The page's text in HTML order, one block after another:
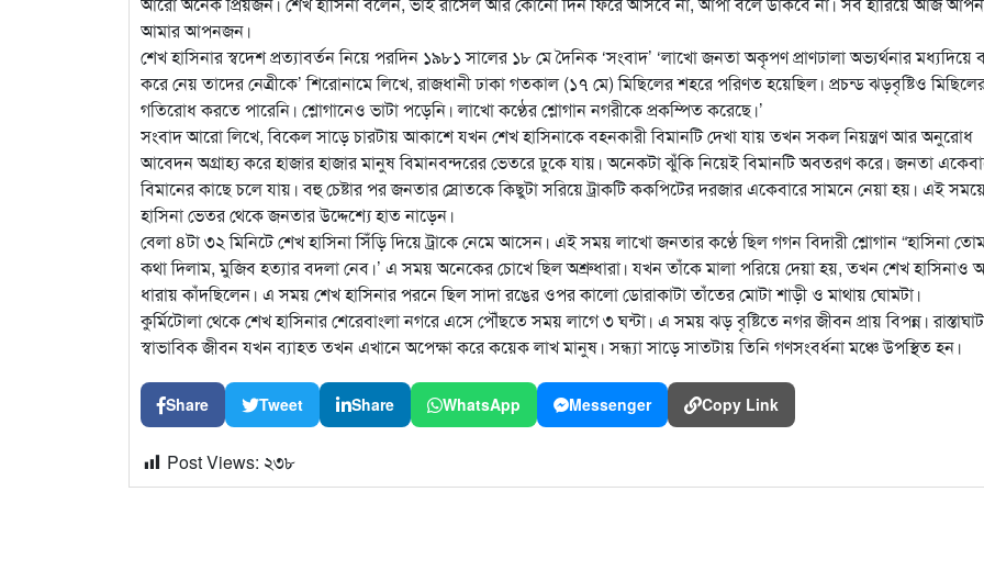
আমার আপনজন।
শেখ হাসিনার স্বদেশ প্রত্যাবর্তন নিয়ে পরদিন ১৯৮১ সালের ১৮ মে দৈনিক ‘সংবাদ’ ‘লাখো জনতা অকৃপণ প্রাণঢালা অভ্যর্থনার মধ্যদিয়ে
করে নেয় তাদের নেত্রীকে’ শিরোনামে লিখে, রাজধানী ঢাকা গতকাল (১৭ মে) মিছিলের শহরে পরিণত হয়েছিল। প্রচন্ড ঝড়বৃষ্টিও
গতিরোধ করতে পারেনি। শ্লোগানেও ভাটা পড়েনি। লাখো কণ্ঠের শ্লোগান নগরীকে প্রকম্পিত করেছে।’
সংবাদ আরো লিখে, বিকেল সাড়ে চারটায় আকাশে যখন শেখ হাসিনাকে বহনকারী বিমানটি দেখা যায় তখন সকল নিয়ন্ত্রণ আর অনুরোধ
আবেদন অগ্রাহ্য করে হাজার হাজার মানুষ বিমানবন্দরের ভেতরে ঢুকে যায়। অনেকটা ঝুঁকি নিয়েই বিমানটি অবতরণ করে। জনতা
বিমানের কাছে চলে যায়। বহু চেষ্টার পর জনতার স্রোতকে কিছুটা সরিয়ে ট্রাকটি ককপিটের দরজার একেবারে সামনে নেয়া হয়। এই
হাসিনা ভেতর থেকে জনতার উদ্দেশ্যে হাত নাড়েন।
বেলা ৪টা ৩২ মিনিটে শেখ হাসিনা সিঁড়ি দিয়ে ট্রাকে নেমে আসেন। এই সময় লাখো জনতার কণ্ঠে ছিল গগন বিদারী শ্লোগান “হাসিনা
কথা দিলাম, মুজিব হত্যার বদলা নেব।’ এ সময় অনেকের চোখে ছিল অশ্রুধারা। যখন তাঁকে মালা পরিয়ে দেয়া হয়, তখন শেখ হাসিনাও
ধারায় কাঁদছিলেন। এ সময় শেখ হাসিনার পরনে ছিল সাদা রঙের ওপর কালো ডোরাকাটা তাঁতের মোটা শাড়ী ও মাথায় ঘোমটা।
কুর্মিটোলা থেকে শেখ হাসিনার শেরেবাংলা নগরে এসে পৌঁছতে সময় লাগে ৩ ঘন্টা। এ সময় ঝড় বৃষ্টিতে নগর জীবন প্রায় বিপন্ন। রাস্তাঘাট
স্বাভাবিক জীবন যখন ব্যাহত তখন এখানে অপেক্ষা করে কয়েক লাখ মানুষ। সন্ধ্যা সাড়ে সাতটায় তিনি গণসংবর্ধনা মঞ্চে উপস্থিত হন।
Share Tweet Share WhatsApp Messenger Copy Link
Post Views: ২৩৮